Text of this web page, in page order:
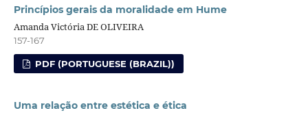
Princípios gerais da moralidade em Hume
Amanda Victória DE OLIVEIRA
157-167
PDF (PORTUGUESE (BRAZIL))
Uma relação entre estética e ética